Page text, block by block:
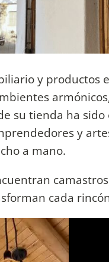
y productos
su tienda ha
y
a mano.
cada